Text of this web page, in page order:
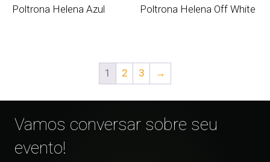
Poltrona Helena Azul Poltrona Helena Off White
1 2 3 →
Vamos conversar sobre seu
evento!